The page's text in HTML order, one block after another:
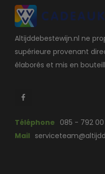
Altijddebestewijn.nl ne
supérieure provenant
élaborés et mis en
Téléphone 085 - 792
Mail